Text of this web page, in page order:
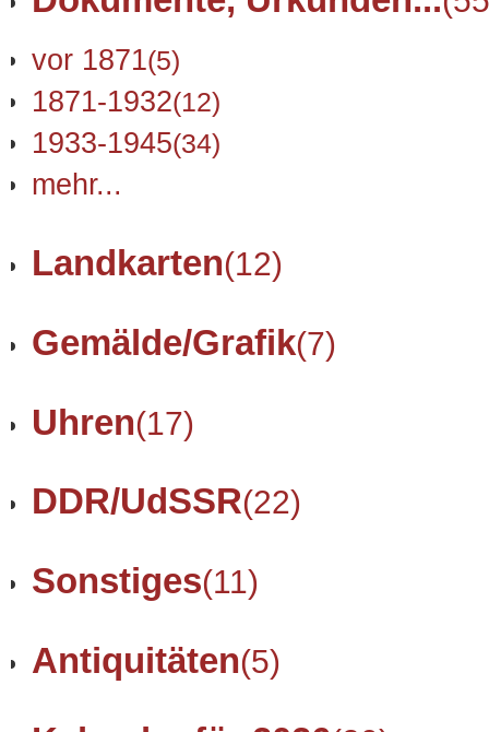
vor 1871(5)
1871-1932(12)
1933-1945(34)
mehr...
Landkarten(12)
Gemälde/Grafik(7)
Uhren(17)
DDR/UdSSR(22)
Sonstiges(11)
Antiquitäten(5)